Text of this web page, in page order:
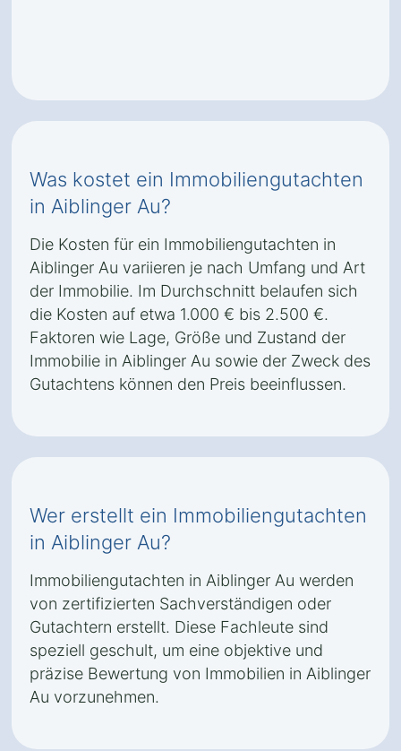
Was kostet ein Immobiliengutachten
in Aiblinger Au?
Die Kosten für ein Immobiliengutachten in
Aiblinger Au variieren je nach Umfang und Art
der Immobilie. Im Durchschnitt belaufen sich
die Kosten auf etwa 1.000 € bis 2.500 €.
Faktoren wie Lage, Größe und Zustand der
Immobilie in Aiblinger Au sowie der Zweck des
Gutachtens können den Preis beeinflussen.
Wer erstellt ein Immobiliengutachten
in Aiblinger Au?
Immobiliengutachten in Aiblinger Au werden
von zertifizierten Sachverständigen oder
Gutachtern erstellt. Diese Fachleute sind
speziell geschult, um eine objektive und
präzise Bewertung von Immobilien in Aiblinger
Au vorzunehmen.